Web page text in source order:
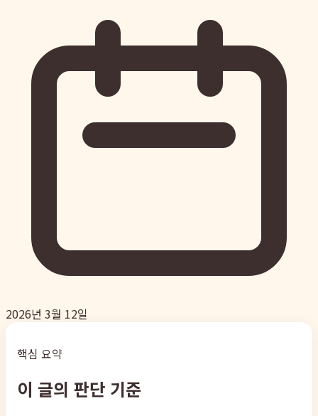
2026년 3월 12일
핵심 요약
이 글의 판단 기준